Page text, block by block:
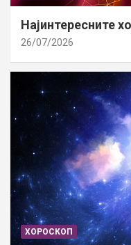
Најинтересните
26/07/2026
ХОРОСКОП